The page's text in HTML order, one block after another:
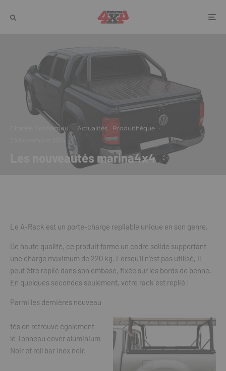
Charles Benhamou · Actualités Produithèque ·
Les nouveautés marina4x4
Le A-Rack est un porte-charge repliable unique en son genre,
De haute qualité, ce produit forme un cadre solide supportant
une charge maximum de 220 kg. Lorsqu’il n’est pas utilisé, il
peut être replié dans son embase, fixée sur les bords de benne.
En quelques secondes seulement, votre rack est replié !
Parmi les dernières nouveau
tés on retrouve également
le Tonneau cover aluminium
Noir et roll bar inox noir.